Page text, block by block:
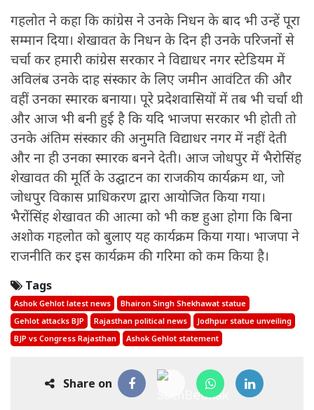
गहलोत ने कहा कि कांग्रेस ने उनके निधन के बाद भी उन्हें पूरा
सम्मान दिया। शेखावत के निधन के दिन ही उनके परिजनों से
चर्चा कर हमारी कांग्रेस सरकार ने विद्याधर नगर स्टेडियम में
अविलंब उनके दाह संस्कार के लिए जमीन आवंटित की और
वहीं उनका स्मारक बनाया। पूरे प्रदेशवासियों में तब भी चर्चा थी
और आज भी बनी हुई है कि यदि भाजपा सरकार भी होती तो
उनके अंतिम संस्कार की अनुमति विद्याधर नगर में नहीं देती
और ना ही उनका स्मारक बनने देती। आज जोधपुर में भैरोसिंह
शेखावत की मूर्ति के उद्घाटन का राजकीय कार्यक्रम था, जो
जोधपुर विकास प्राधिकरण द्वारा आयोजित किया गया।
भैरोंसिंह शेखावत की आत्मा को भी कष्ट हुआ होगा कि बिना
अशोक गहलोत को बुलाए यह कार्यक्रम किया गया। भाजपा ने
राजनीति कर इस कार्यक्रम की गरिमा को कम किया है।
Tags
Ashok Gehlot latest news
Bhairon Singh Shekhawat statue
Gehlot attacks BJP
Rajasthan political news
Jodhpur statue unveiling
BJP vs Congress Rajasthan
Ashok Gehlot statement
Share on